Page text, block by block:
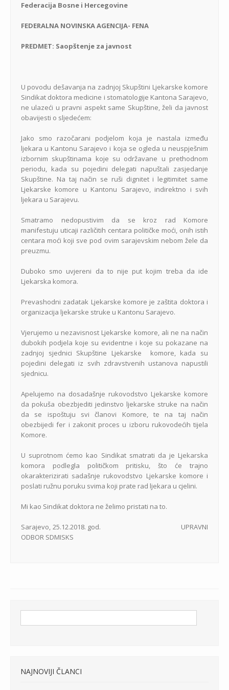
Federacija Bosne i Hercegovine
FEDERALNA NOVINSKA AGENCIJA- FENA
PREDMET: Saopštenje za javnost
U povodu dešavanja na zadnjoj Skupštini Ljekarske komore
Sindikat doktora medicine i stomatologije Kantona Sarajevo,
ne ulazeći u pravni aspekt same Skupštine, želi da javnost
obavijesti o sljedećem:
Jako smo razočarani podjelom koja je nastala između
ljekara u Kantonu Sarajevo i koja se ogleda u neuspješnim
izbornim skupštinama koje su održavane u prethodnom
periodu, kada su pojedini delegati napuštali zasjedanje
Skupštine. Na taj način se ruši dignitet i legitimitet same
Ljekarske komore u Kantonu Sarajevo, indirektno i svih
ljekara u Sarajevu.
Smatramo nedopustivim da se kroz rad Komore
manifestuju uticaji različitih centara političke moći, onih istih
centara moći koji sve pod ovim sarajevskim nebom žele da
preuzmu.
Duboko smo uvjereni da to nije put kojim treba da ide
Ljekarska komora.
Prevashodni zadatak Ljekarske komore je zaštita doktora i
organizacija ljekarske struke u Kantonu Sarajevo.
Vjerujemo u nezavisnost Ljekarske komore, ali ne na način
dubokih podjela koje su evidentne i koje su pokazane na
zadnjoj sjednici Skupštine Ljekarske komore, kada su
pojedini delegati iz svih zdravstvenih ustanova napustili
sjednicu.
Apelujemo na dosadašnje rukovodstvo Ljekarske komore
da pokuša obezbjediti jedinstvo ljekarske struke na način
da se ispoštuju svi članovi Komore, te na taj način
obezbijedi fer i zakonit proces u izboru rukovodećih tijela
Komore.
U suprotnom ćemo kao Sindikat smatrati da je Ljekarska
komora podlegla političkom pritisku, što će trajno
okarakterizirati sadašnje rukovodstvo Ljekarske komore i
poslati ružnu poruku svima koji prate rad ljekara u cjelini.
Mi kao Sindikat doktora ne želimo pristati na to.
Sarajevo, 25.12.2018. god. UPRAVNI
ODBOR SDMISKS
NAJNOVIJI ČLANCI